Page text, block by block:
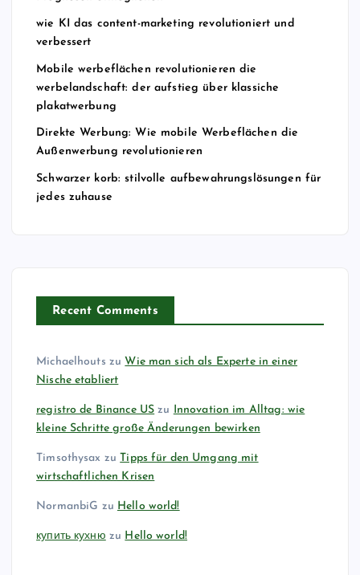
m
e
i
e
e
r
B
e
wie KI das content-marketing revolutioniert und
verbessert
Mobile werbeflächen revolutionieren die
werbelandschaft: der aufstieg über klassiche
plakatwerbung
Direkte Werbung: Wie mobile Werbeflächen die
Außenwerbung revolutionieren
Schwarzer korb: stilvolle aufbewahrungslösungen für
jedes zuhause
Recent Comments
Michaelhouts zu Wie man sich als Experte in einer
Nische etabliert
registro de Binance US zu Innovation im Alltag: wie
kleine Schritte große Änderungen bewirken
Timsothysax zu Tipps für den Umgang mit
wirtschaftlichen Krisen
NormanbiG zu Hello world!
купить кухню zu Hello world!